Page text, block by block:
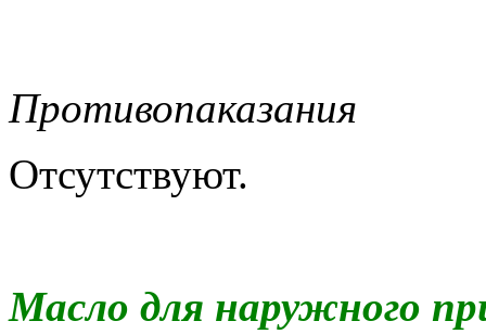
Противопаказания
Отсутствуют.
Масло для наружного